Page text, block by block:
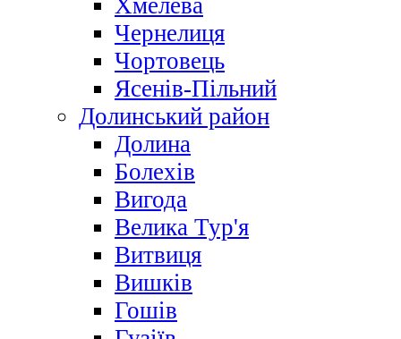
Хмелева
Чернелиця
Чортовець
Ясенів-Пільний
Долинський район
Долина
Болехів
Вигода
Велика Тур'я
Витвиця
Вишків
Гошів